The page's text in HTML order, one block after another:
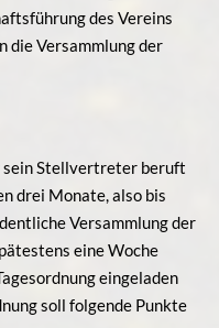
des Vereins
die Versammlung der
sein Stellvertreter beruft
drei Monate, also bis
Versammlung der
eine Woche
eingeladen
soll folgende Punkte